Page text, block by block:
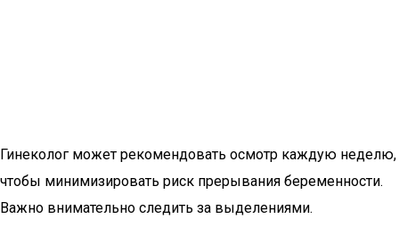
Гинеколог может рекомендовать осмотр каждую неделю,
чтобы минимизировать риск прерывания беременности.
Важно внимательно следить за выделениями.